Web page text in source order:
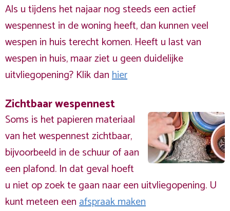
Als u tijdens het najaar nog steeds een actief
wespennest in de woning heeft, dan kunnen veel
wespen in huis terecht komen. Heeft u last van
wespen in huis, maar ziet u geen duidelijke
uitvliegopening? Klik danhier
Zichtbaar wespennest
Soms is het papieren materiaal
van het wespennest zichtbaar,
bijvoorbeeld in de schuur of aan
een plafond. In dat geval hoeft
u niet op zoek te gaan naar een uitvliegopening. U
kunt meteen eenafspraak maken